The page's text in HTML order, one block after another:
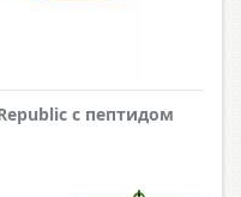
с пептидом